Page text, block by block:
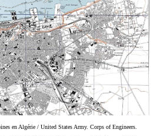
en Algérie / United States Army. Corps of Engineers.